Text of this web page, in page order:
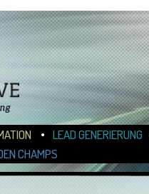
WECHSELNLEAD GENERIERUNG
CHAMPS